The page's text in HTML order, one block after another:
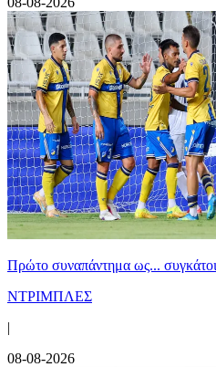
Πρώτο συναπάντημα ως...
ΝΤΡΙΜΠΛΕΣ
|
08-08-2026